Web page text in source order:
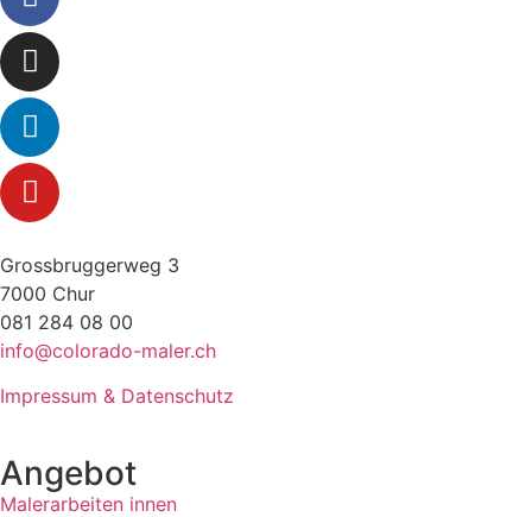
Grossbruggerweg 3
7000 Chur
081 284 08 00
info@colorado-maler.ch
Impressum & Datenschutz
Angebot
Malerarbeiten innen